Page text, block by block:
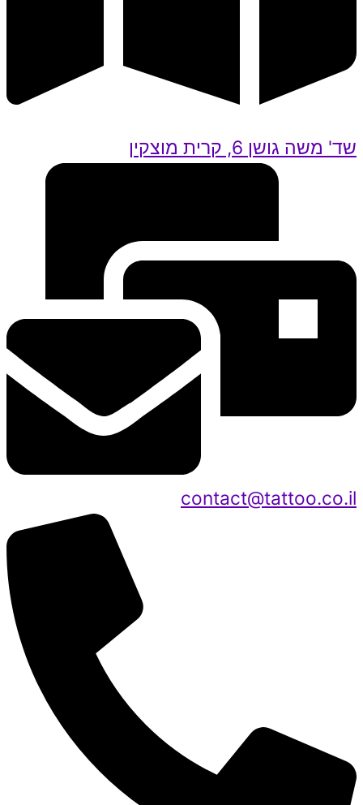
שד' משה גושן 6, קרית מוצקין
contact@tattoo.co.il